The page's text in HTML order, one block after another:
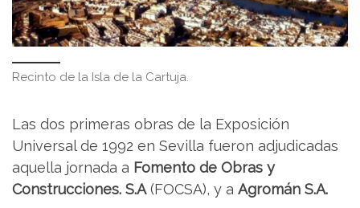
Recinto de la Isla de la Cartuja.
Las dos primeras obras de la Exposición
Universal de 1992 en Sevilla fueron adjudicadas
aquella jornada a Fomento de Obras y
Construcciones. S.A(FOCSA), y a Agromán S.A.